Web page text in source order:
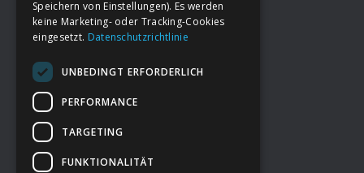
FooterDeine Spende
→ Impressum
→Kontakt zum PAO Team
Speichern von Einstellungen). Es werden
keine Marketing- oder Tracking-Cookies
eingesetzt. Datenschutzrichtlinie
UNBEDINGT ERFORDERLICH
PERFORMANCE
TARGETING
FUNKTIONALITÄT